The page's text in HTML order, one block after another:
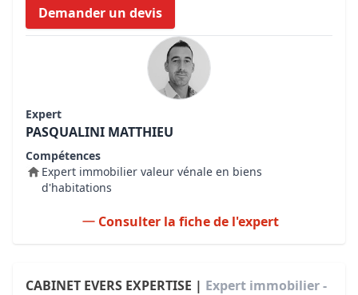
Demander un devis
Expert
PASQUALINI MATTHIEU
Compétences
Expert immobilier valeur vénale en biens
d'habitations
Consulter la fiche de l'expert
CABINET EVERS EXPERTISE | Expert immobilier -